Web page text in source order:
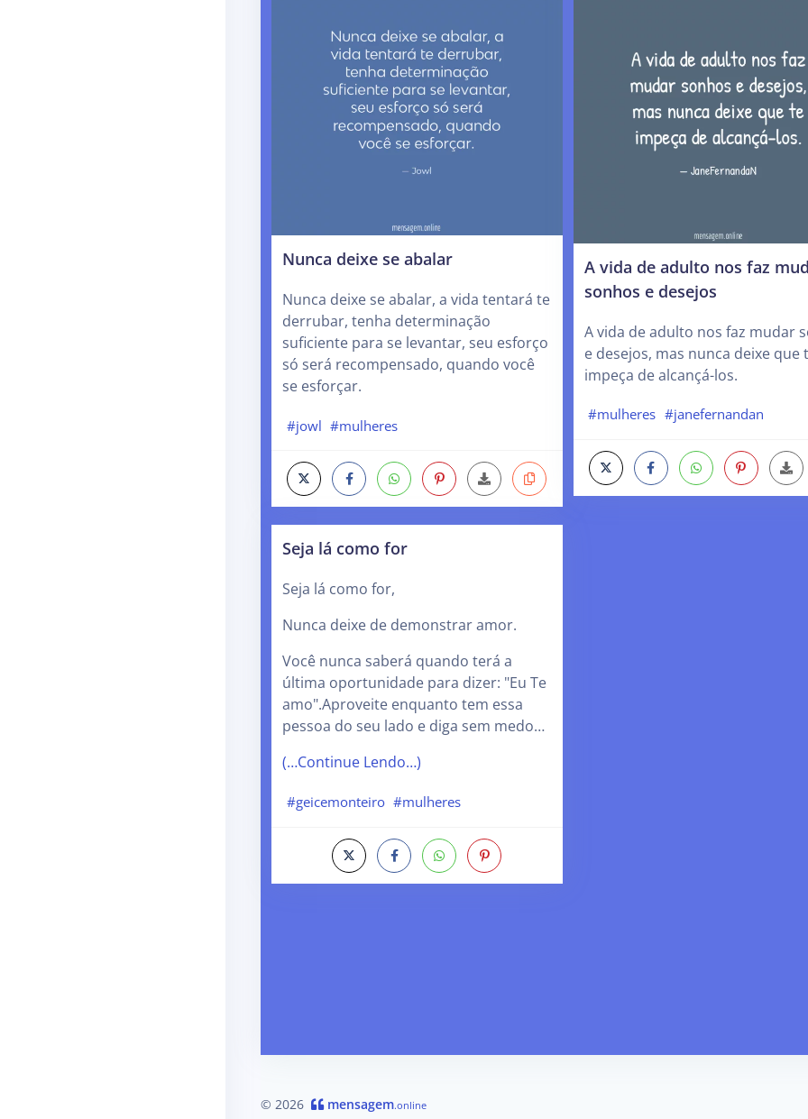
Nunca deixe se abalar
Nunca deixe se abalar, a vida tentará te
derrubar, tenha determinação
suficiente para se levantar, seu esforço
só será recompensado, quando você
se esforçar.
#jowl #mulheres
Seja lá como for
Seja lá como for,
Nunca deixe de demonstrar amor.
Você nunca saberá quando terá a
última oportunidade para dizer: "Eu Te
amo".Aproveite enquanto tem essa
pessoa do seu lado e diga sem medo…
(…Continue Lendo…)
#geicemonteiro #mulheres
A vida de adulto nos faz
sonhos e desejos
A vida de adulto nos faz mudar
e desejos, mas nunca deixe que
impeça de alcançá-los.
#mulheres #janefernandan
© 2026 mensagem.online